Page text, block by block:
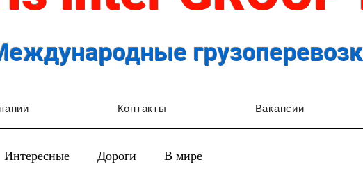
Контакты Вакансии
Интересные Дороги В мире